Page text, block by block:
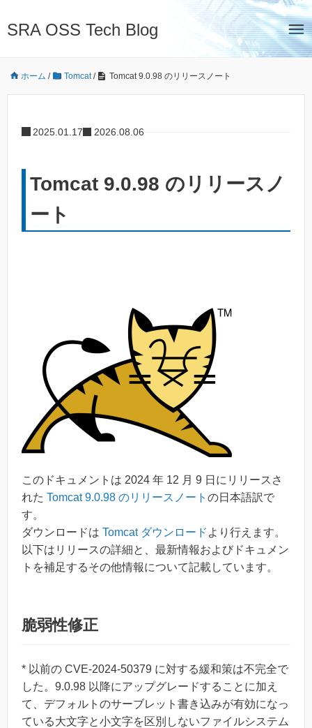
SRA OSS Tech Blog
ホーム / Tomcat/ Tomcat 9.0.98 のリリースノート
2025.01.17 2026.08.06
Tomcat 9.0.98 のリリースノ
ート
このドキュメントは 2024 年 12 月 9 日にリリースさ
れた Tomcat 9.0.98 のリリースノート の日本語訳で
す。
ダウンロードは Tomcat ダウンロード より行えます。
以下はリリースの詳細と、最新情報およびドキュメン
トを補足するその他情報について記載しています。
脆弱性修正
* 以前の CVE-2024-50379 に対する緩和策は不完全で
した。9.0.98 以降にアップグレードすることに加え
て、デフォルトのサーブレット書き込みが有効になっ
ている大文字と小文字を区別しないファイルシステム